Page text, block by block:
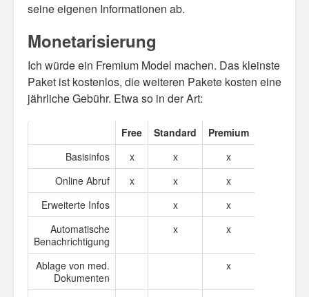
seine eigenen Informationen ab.
Monetarisierung
Ich würde ein Fremium Model machen. Das kleinste
Paket ist kostenlos, die weiteren Pakete kosten eine
jährliche Gebühr. Etwa so in der Art:
Free Standard
Premium
Basisinfos
x x
x
Online Abruf
x x
x
Erweiterte Infos
x
x
Automatische
Benachrichtigung
x x
Ablage von med.
Dokumenten
x